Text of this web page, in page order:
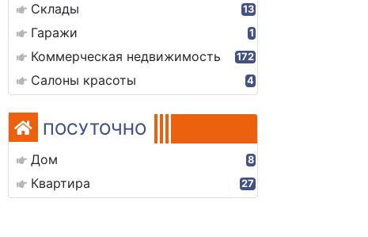
Склады 13
Гаражи 1
Коммерческая недвижимость 172
Салоны красоты 4
ПОСУТОЧНО
Дом 8
Квартира 27